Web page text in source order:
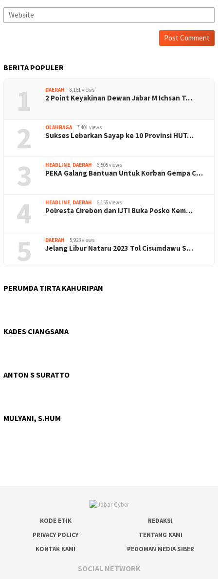
BERITA POPULER
1 DAERAH 8,161 views
2 Point Keyakinan Dewan Jabar M Ichsan T…
2 OLAHRAGA 7,401 views
Sukses Lebarkan Sayap ke 10 Provinsi HUT…
3 HEADLINE, DAERAH 6,505 views
PEKA Galang Bantuan Untuk Korban Gempa C…
4 HEADLINE, DAERAH 6,155 views
Polresta Cirebon dan IJTI Buka Posko Kem…
5 DAERAH 5,923 views
Jelang Libur Nataru 2023 Tol Cisumdawu S…
PERUMDA TIRTA KAHURIPAN
KADES CIANGSANA
ANTON S SURATTO
MULYANI, S.HUM
KODE ETIK
REDAKSI
PRIVACY POLICY
TENTANG KAMI
KONTAK KAMI
PEDOMAN MEDIA SIBER
SOCIAL NETWORK